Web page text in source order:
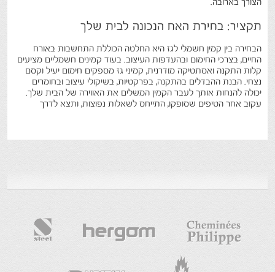
הצורך בארובה.
תקציר: בחירת האח הנכונה לבית שלך
הבחירה בין קמין חשמלי לגז היא החלטה הכוללת התחשבות באורח
החיים, בצרכי החימום ובהעדפות העיצוב. בעוד קמינים חשמליים מציעים
קלות התקנה ואסתטיקה מודרנית, קמיני גז מספקים חימום יעיל וקסם
נצחי. הבנת ההבדלים בהתקנה, בפרקטיות, בשיקולי עיצוב ובחומרים
יכולה להנחות אותך לעבר הקמין המשלים את האווירה של הבית שלך.
עקוב אחר הטיפים שסופקו, התייחס לשאלות נפוצות, ותצא לדרך